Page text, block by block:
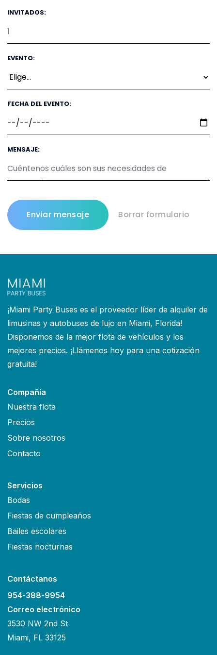
INVITADOS:
EVENTO:
FECHA DEL EVENTO:
MENSAJE:
¡Miami Party Buses es el proveedor líder de alquiler de
limusinas y autobuses de lujo en Miami, Florida!
Disponemos de la mejor flota de vehículos y los
mejores precios. ¡Llámenos hoy para una cotización
gratuita!
Compañía
Nuestra flota
Precios
Sobre nosotros
Contacto
Servicios
Bodas
Fiestas de cumpleaños
Bailes escolares
Fiestas nocturnas
Contáctanos
954-388-9954
Correo electrónico
3530 NW 2nd St
Miami, FL 33125